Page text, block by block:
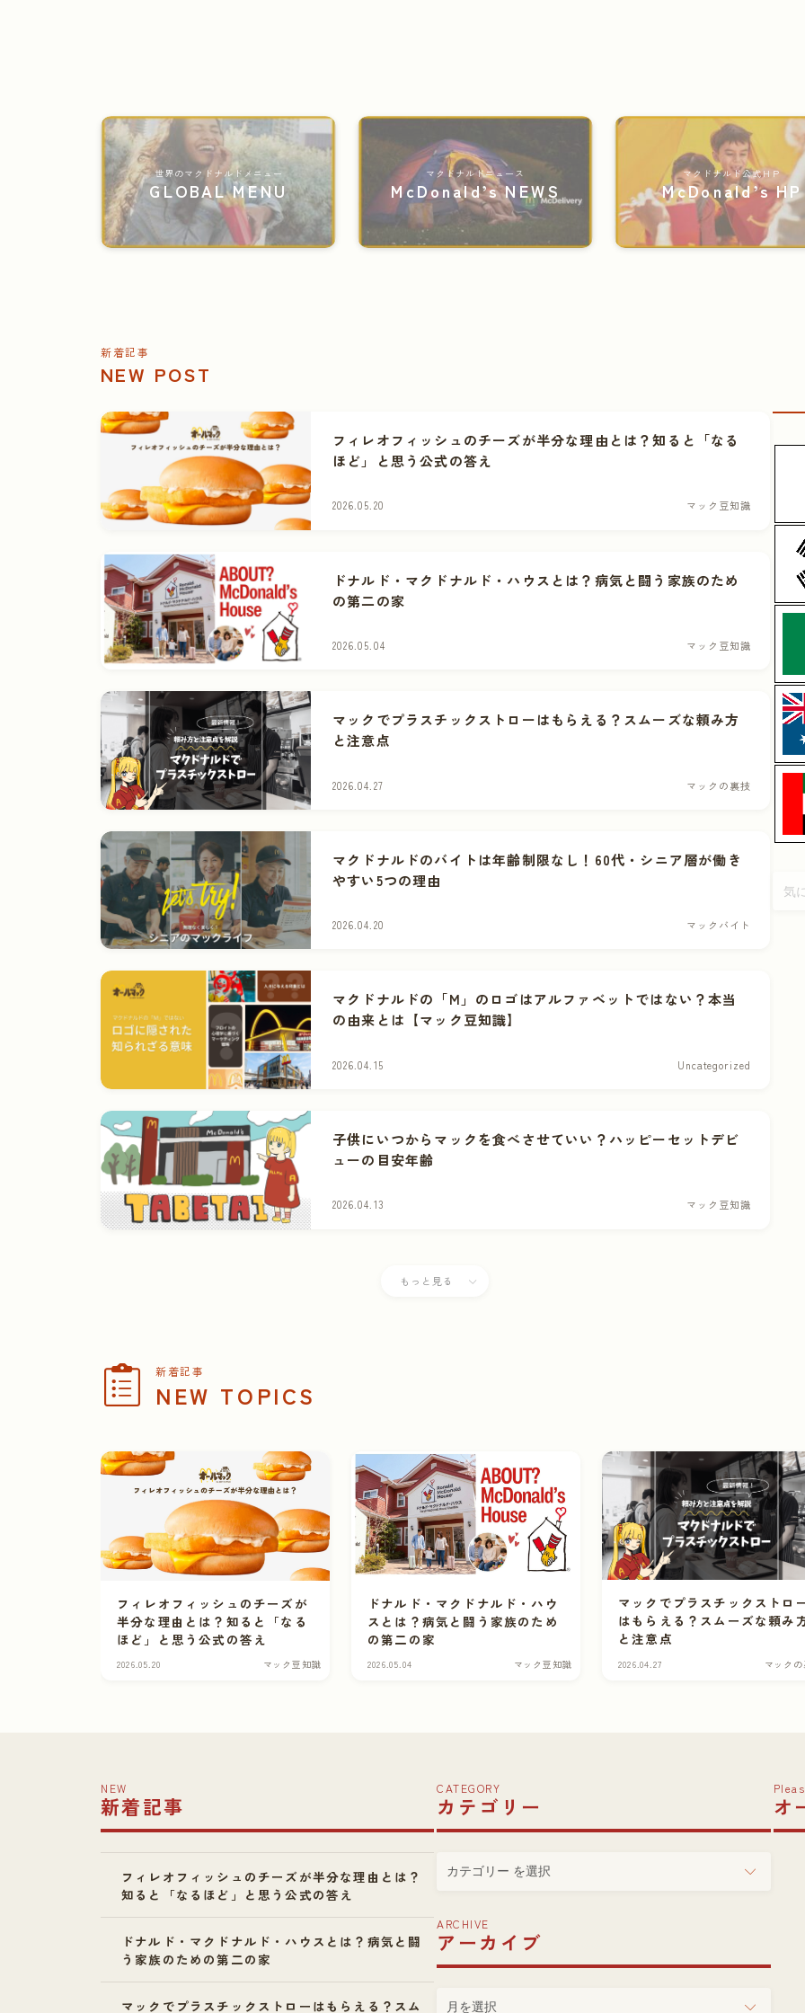
世界のマクドナルドメニュー
GLOBAL MENU
マクドナルドニュース
McDonald’s NEWS
マクドナルド公式ＨＰ
McDonald’s HP
新着記事
NEW POST
フィレオフィッシュのチーズが半分な理由とは？知ると「なる
ほど」と思う公式の答え
2026.05.20 マック豆知識
ドナルド・マクドナルド・ハウスとは？病気と闘う家族のため
の第二の家
2026.05.04 マック豆知識
マックでプラスチックストローはもらえる？スムーズな頼み方
と注意点
2026.04.27 マックの裏技
マクドナルドのバイトは年齢制限なし！60代・シニア層が働き
やすい5つの理由
2026.04.20 マックバイト
マクドナルドの「M」のロゴはアルファベットではない？本当
の由来とは【マック豆知識】
2026.04.15 Uncategorized
子供にいつからマックを食べさせていい？ハッピーセットデビ
ューの目安年齢
2026.04.13 マック豆知識
もっと見る
新着記事
NEW TOPICS
フィレオフィッシュのチーズが
半分な理由とは？知ると「なる
ほど」と思う公式の答え
2026.05.20 マック豆知識
ドナルド・マクドナルド・ハウ
スとは？病気と闘う家族のため
の第二の家
2026.05.04 マック豆知識
マックでプラスチックストロ
はもらえる？スムーズな頼み
と注意点
2026.04.27 マック
NEW
新着記事
フィレオフィッシュのチーズが半分な理由とは？
知ると「なるほど」と思う公式の答え
ドナルド・マクドナルド・ハウスとは？病気と闘
う家族のための第二の家
マックでプラスチックストローはもらえる？スム
CATEGORY
カテゴリー
テ
リ
ー
ARCHIVE
アーカイブ
ア
オ